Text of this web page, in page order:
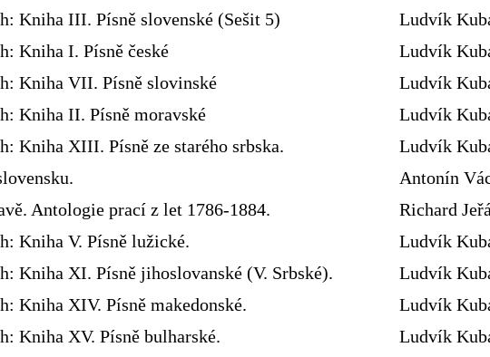
Kniha III. Písně slovenské (Sešit 5)
Ludvík
Kniha I. Písně české
Ludvík
Kniha VII. Písně slovinské
Ludvík
Kniha II. Písně moravské
Ludvík
Kniha XIII. Písně ze starého srbska.
Ludvík
Antonín
Antologie prací z let 1786-1884.
Richard
Kniha V. Písně lužické.
Ludvík
Kniha XI. Písně jihoslovanské (V. Srbské).
Ludvík
Kniha XIV. Písně makedonské.
Ludvík
Kniha XV. Písně bulharské.
Ludvík